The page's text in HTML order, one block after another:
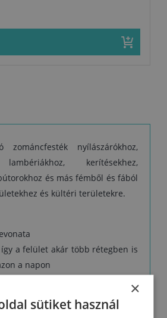
ajánlatos az egyes rétegek között a felületet
megjelenése.
szárad, ezért ecsettel nehezebb
felületek esetében azt javasoljuk, hogy
zománcfesték nyílászárókhoz,
lambériákhoz, kerítésekhez,
és más fémből és fából
és kültéri területekre.
a felület akár több rétegben is
a napon
keménység
×
sütiket használ